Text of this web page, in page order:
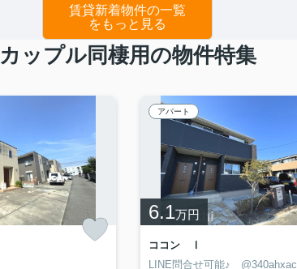
賃貸新着物件の一覧
をもっと見る
カップル同棲用の物件特集
アパート
6.1万円
ココン Ⅰ